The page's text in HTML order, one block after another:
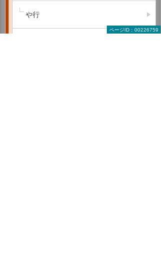
ページID：00226759
や行